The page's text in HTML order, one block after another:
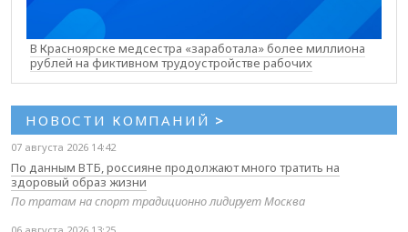
В Красноярске медсестра «заработала» более миллиона
рублей на фиктивном трудоустройстве рабочих
НОВОСТИ КОМПАНИЙ >
07 августа 2026 14:42
По данным ВТБ, россияне продолжают много тратить на
здоровый образ жизни
По тратам на спорт традиционно лидирует Москва